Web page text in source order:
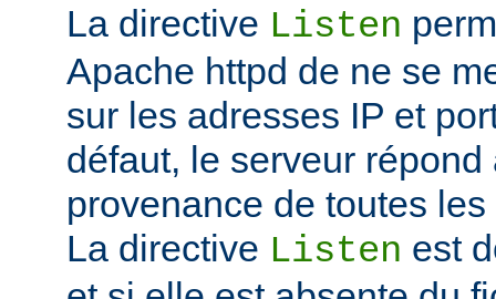
La directive Listen
Apache httpd de ne se
sur les adresses IP et
défaut, le serveur
provenance de toutes
La directive Listen est